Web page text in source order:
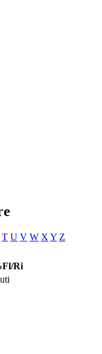
T U V W X Y Z
Ri